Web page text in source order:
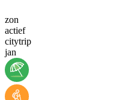
zon
actief
citytrip
jan